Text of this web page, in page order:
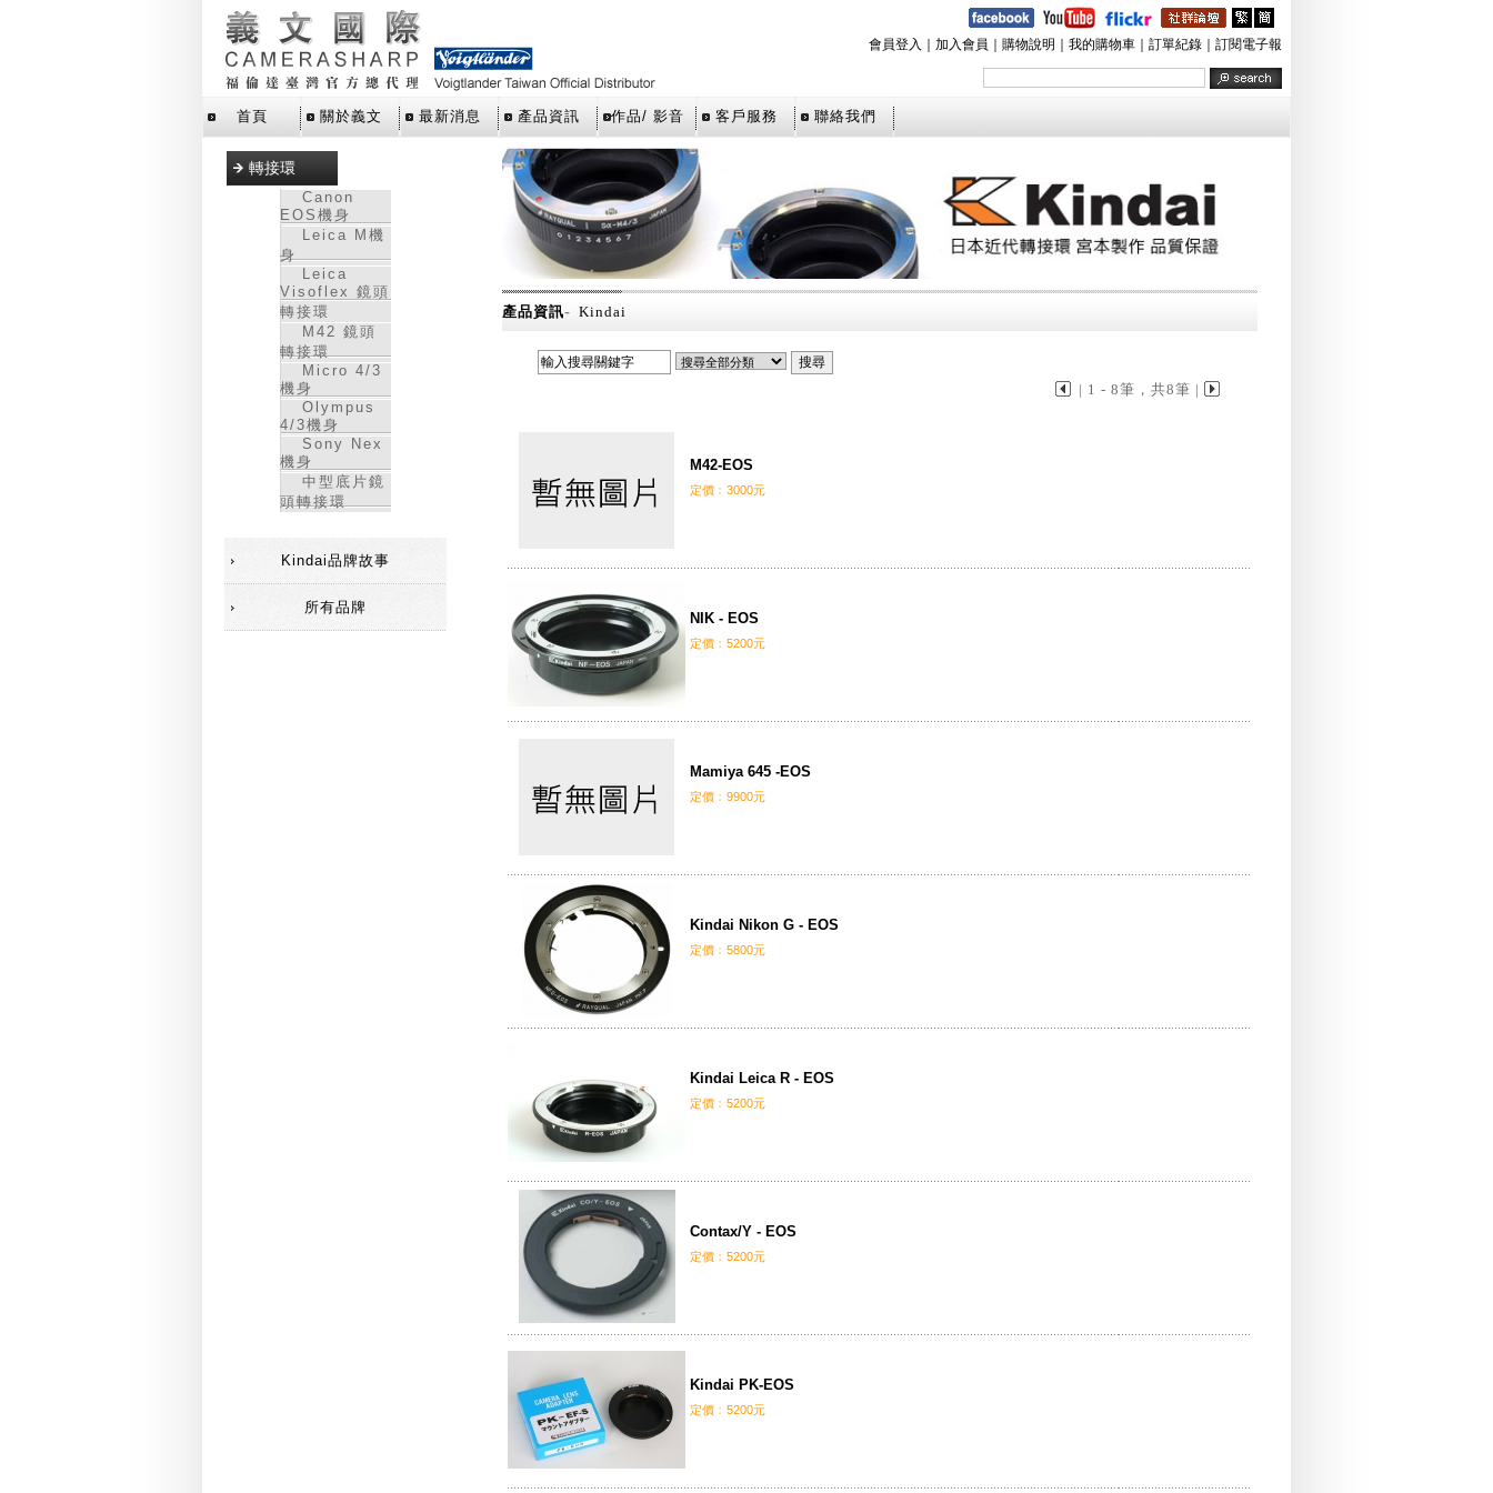
會員登入 加入會員 購物說明 我的購物車 訂單紀錄 訂閱電子報
首頁 關於義文 最新消息 產品資訊 作品/ 影音 客戶服務 聯絡我們
轉接環
Canon
EOS機身
Leica M機
身
Leica
Visoflex 鏡頭
轉接環
M42 鏡頭
轉接環
Micro 4/3
機身
Olympus
4/3機身
Sony Nex
機身
中型底片鏡
頭轉接環
Kindai品牌故事
所有品牌
產品資訊- Kindai
| 1 - 8筆，共8筆 |
M42-EOS
定價﹕3000元
NIK - EOS
定價﹕5200元
Mamiya 645 -EOS
定價﹕9900元
Kindai Nikon G - EOS
定價﹕5800元
Kindai Leica R - EOS
定價﹕5200元
Contax/Y - EOS
定價﹕5200元
Kindai PK-EOS
定價﹕5200元